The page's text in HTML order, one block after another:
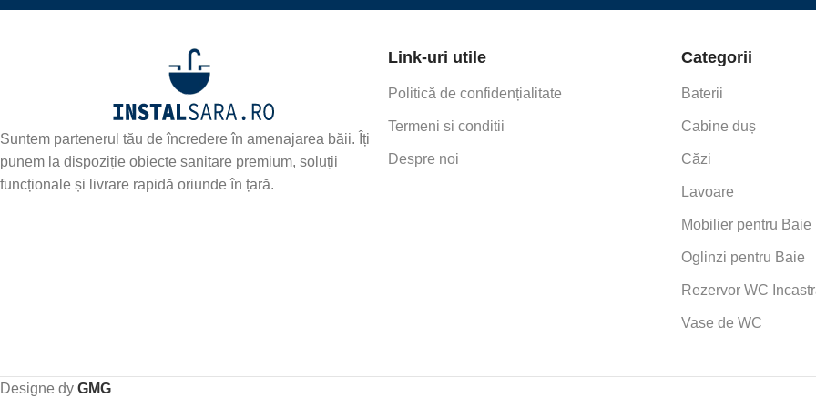
Suntem partenerul tău de încredere în amenajarea băii. Îți
punem la dispoziție obiecte sanitare premium, soluții
funcționale și livrare rapidă oriunde în țară.
Link-uri utile
Politică de confidențialitate
Termeni si conditii
Despre noi
Categorii
Baterii
Cabine duș
Căzi
Lavoare
Mobilier pentru Baie
Oglinzi pentru Baie
Rezervor WC
Vase de WC
Designe dy GMG